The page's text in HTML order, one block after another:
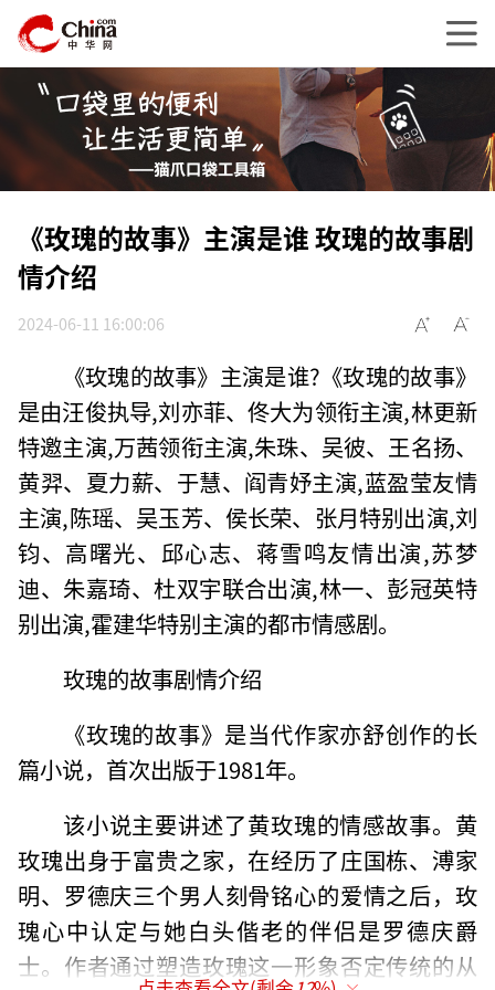
《玫瑰的故事》主演是谁 玫瑰的故事剧
情介绍
2024-06-11 16:00:06
《玫瑰的故事》主演是谁?《玫瑰的故事》
是由汪俊执导,刘亦菲、佟大为领衔主演,林更新
特邀主演,万茜领衔主演,朱珠、吴彼、王名扬、
黄羿、夏力薪、于慧、阎青妤主演,蓝盈莹友情
主演,陈瑶、吴玉芳、侯长荣、张月特别出演,刘
钧、高曙光、邱心志、蒋雪鸣友情出演,苏梦
迪、朱嘉琦、杜双宇联合出演,林一、彭冠英特
别出演,霍建华特别主演的都市情感剧。
玫瑰的故事剧情介绍
《玫瑰的故事》是当代作家亦舒创作的长
篇小说，首次出版于1981年。
该小说主要讲述了黄玫瑰的情感故事。黄
玫瑰出身于富贵之家，在经历了庄国栋、溥家
明、罗德庆三个男人刻骨铭心的爱情之后，玫
瑰心中认定与她白头偕老的伴侣是罗德庆爵
士。作者通过塑造玫瑰这一形象否定传统的从